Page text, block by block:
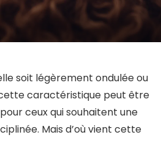
soit légèrement ondulée ou
caractéristique peut être
ceux qui souhaitent une
Mais d’où vient cette